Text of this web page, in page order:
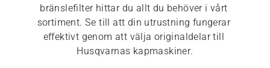
bränslefilter hittar du allt du behöver i vårt
sortiment. Se till att din utrustning fungerar
effektivt genom att välja originaldelar till
Husqvarnas kapmaskiner.